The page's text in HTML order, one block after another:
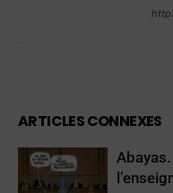
ARTICLES CONNEXES